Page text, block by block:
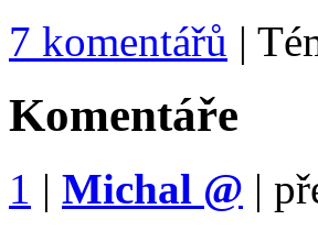
7 komentářů |
Komentáře
1 | Michal @ |